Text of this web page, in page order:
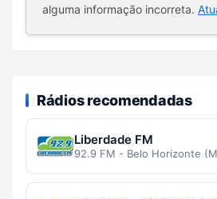
alguma informação incorreta.
Rádios recomendadas
Liberdade FM
92.9 FM - Belo Horizonte